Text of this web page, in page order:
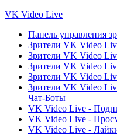
VK Video Live
Панель управления
Зрители VK Video
Зрители VK Video
Зрители VK Video
Зрители VK Video
Зрители VK Video
Чат-Боты
VK Video Live -
VK Video Live -
VK Video Live -